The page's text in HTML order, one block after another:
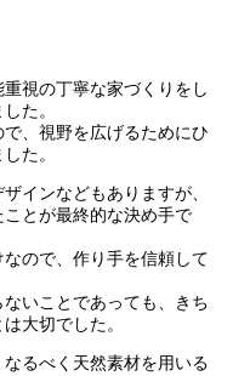
視の丁寧な家づくりをし
た。
、視野を広げるためにひ
た。
インなどもありますが、
とが最終的な決め手で
ので、作り手を信頼して
いことであっても、きち
大切でした。
るべく天然素材を用いる